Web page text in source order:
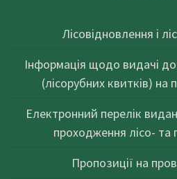
Лісовідновлення і
Інформація щодо видачі
(лісорубних квитків) на
Електронний перелік
проходження лісо- та
Пропозиції на